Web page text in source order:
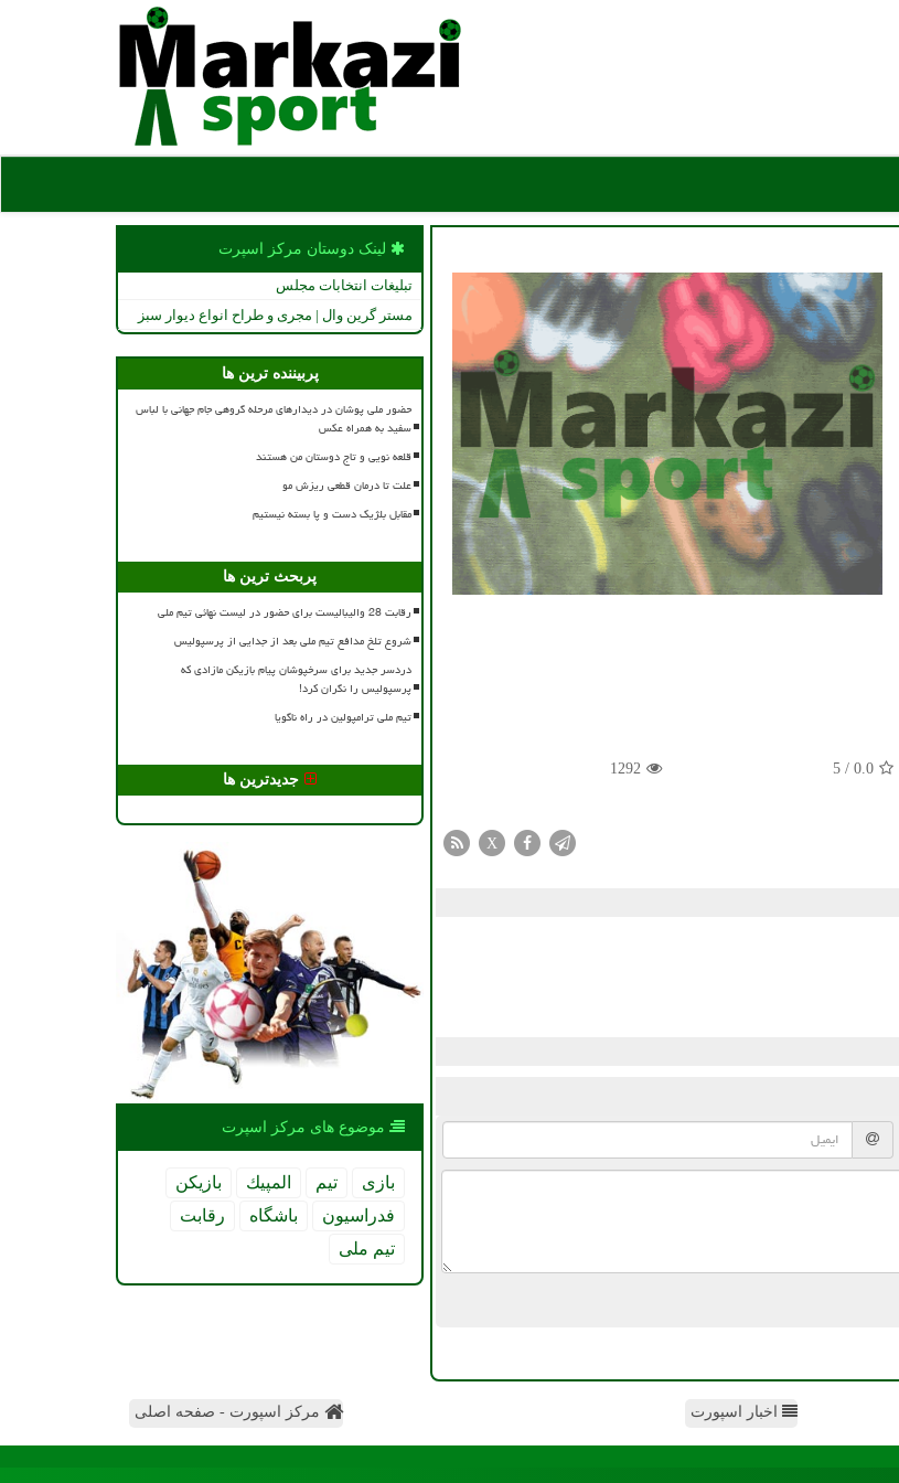
0.0
/
5
1292
X
لینک دوستان مركز اسپرت
تبلیغات انتخابات مجلس
مستر گرین وال | مجری و طراح انواع دیوار سبز
پربیننده ترین ها
حضور ملی پوشان در دیدارهای مرحله گروهی جام جهانی با لباس
سفید به همراه عکس
قلعه نویی و تاج دوستان من هستند
علت تا درمان قطعی ریزش مو
مقابل بلژیک دست و پا بسته نیستیم
پربحث ترین ها
رقابت 28 والیبالیست برای حضور در لیست نهائی تیم ملی
شروع تلخ مدافع تیم ملی بعد از جدایی از پرسپولیس
دردسر جدید برای سرخپوشان پیام بازیکن مازادی که
پرسپولیس را نگران کرد!
تیم ملی ترامپولین در راه ناگویا
جدیدترین ها
موضوع های مركز اسپرت
بازی تیم المپیك
بازیكن
فدراسیون
باشگاه
رقابت
تیم ملی
اخبار اسپورت مرکز اسپورت - صفحه اصلی